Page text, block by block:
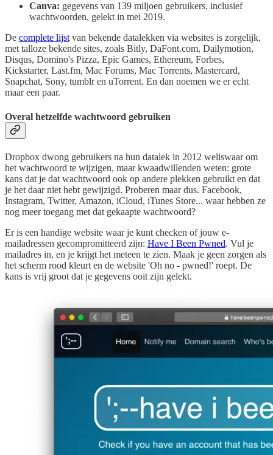
Canva: gegevens van 139 miljoen gebruikers, inclusief
wachtwoorden, gelekt in mei 2019.
De complete lijst van bekende datalekken via websites is zorgelijk,
met talloze bekende sites, zoals Bitly, DaFont.com, Dailymotion,
Disqus, Domino's Pizza, Epic Games, Ethereum, Forbes,
Kickstarter, Last.fm, Mac Forums, Mac Torrents, Mastercard,
Snapchat, Sony, tumblr en uTorrent. En dan noemen we er echt
maar een paar.
Overal hetzelfde wachtwoord gebruiken
Dropbox dwong gebruikers na hun datalek in 2012 weliswaar om
het wachtwoord te wijzigen, maar kwaadwillenden weten: grote
kans dat je dat wachtwoord ook op andere plekken gebruikt en dat
je het daar niet hebt gewijzigd. Proberen maar dus. Facebook,
Instagram, Twitter, Amazon, iCloud, iTunes Store... waar hebben ze
nog meer toegang met dat gekaapte wachtwoord?
Er is een handige website waar je kunt checken of jouw e-
mailadressen gecompromitteerd zijn: Have I Been Pwned. Vul je
mailadres in, en je krijgt het meteen te zien. Maak je geen zorgen als
het scherm rood kleurt en de website 'Oh no - pwned!' roept. De
kans is vrij groot dat je gegevens ooit zijn gelekt.